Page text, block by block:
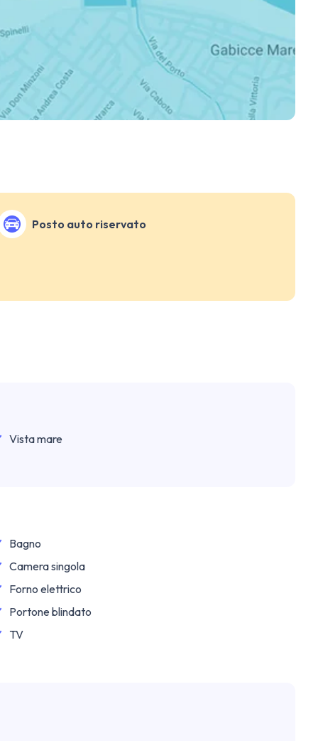
Posto auto riservato
Vista mare
Bagno
Camera singola
Forno elettrico
Portone blindato
TV